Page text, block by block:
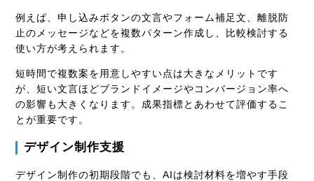
例えば、申し込みボタンの文言やフォーム補足文、離脱防
止のメッセージなどを複数パターン作成し、比較検討する
使い方が考えられます。
短時間で複数案を用意しやすい点は大きなメリットです
が、短い文言ほどブランドイメージやコンバージョン率へ
の影響も大きくなります。成果指標とあわせて評価するこ
とが重要です。
デザイン制作支援
デザイン制作の初期段階でも、AIは検討材料を増やす手段